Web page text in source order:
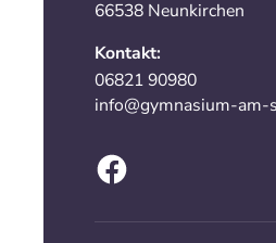
66538 Neunkirchen
Kontakt:
06821 90980
info@gymnasium-am-